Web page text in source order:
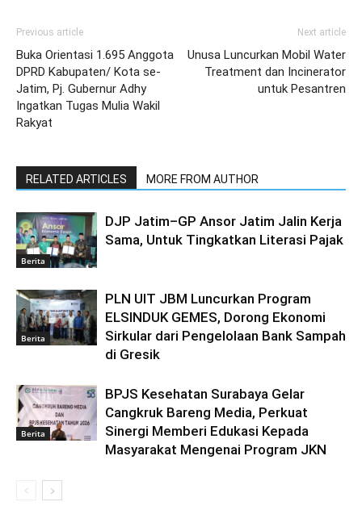
Previous article
Buka Orientasi 1.695 Anggota
DPRD Kabupaten/ Kota se-
Jatim, Pj. Gubernur Adhy
Ingatkan Tugas Mulia Wakil
Rakyat
Next article
Unusa Luncurkan Mobil Water
Treatment dan Incinerator
untuk Pesantren
RELATED ARTICLES MORE FROM AUTHOR
Berita
DJP Jatim–GP Ansor Jatim Jalin Kerja
Sama, Untuk Tingkatkan Literasi Pajak
Berita
PLN UIT JBM Luncurkan Program
ELSINDUK GEMES, Dorong Ekonomi
Sirkular dari Pengelolaan Bank Sampah
di Gresik
Berita
BPJS Kesehatan Surabaya Gelar
Cangkruk Bareng Media, Perkuat
Sinergi Memberi Edukasi Kepada
Masyarakat Mengenai Program JKN